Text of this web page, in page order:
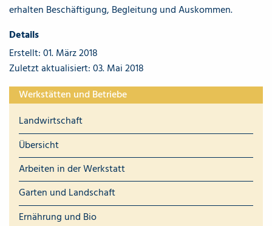
erhalten Beschäftigung, Begleitung und Auskommen.
Details
Erstellt: 01. März 2018
Zuletzt aktualisiert: 03. Mai 2018
Werkstätten und Betriebe
Landwirtschaft
Übersicht
Arbeiten in der Werkstatt
Garten und Landschaft
Ernährung und Bio